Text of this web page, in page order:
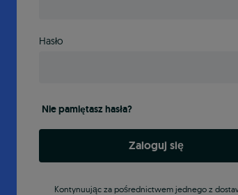
Hasło
Nie pamiętasz hasła?
Zaloguj się
Kontynuując za pośrednictwem jednego z